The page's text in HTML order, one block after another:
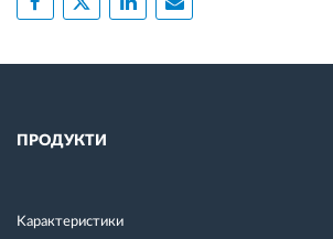
ПРОДУКТИ
Kарактеристики